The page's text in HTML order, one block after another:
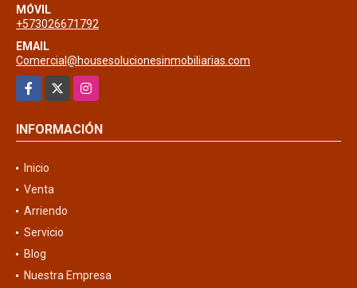
Bogotá D.C. - Cundinamarca - Colombia
MÓVIL
+573026671792
EMAIL
Comercial@housesolucionesinmobiliarias.com
Facebook
X Instagram
Inicio
Venta
Arriendo
Servicio
Blog